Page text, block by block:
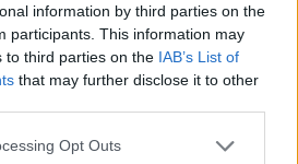
information by third parties on the
participants. This information may
to third parties on the IAB’s List of
that may further disclose it to other
Opt Outs
............